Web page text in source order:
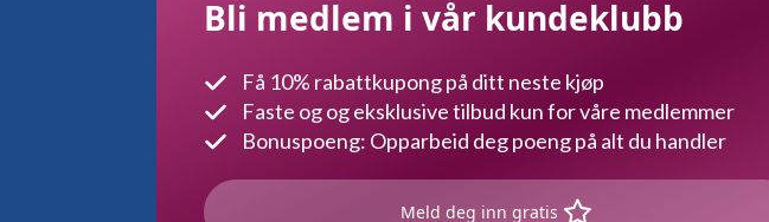
Bli medlem i vår kundeklubb
Få 10% rabattkupong på ditt neste kjøp
Faste og og eksklusive tilbud kun for våre medlemmer
Bonuspoeng: Opparbeid deg poeng på alt du handler
Meld deg inn gratis